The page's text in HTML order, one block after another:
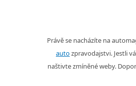
Právě se nacházíte na
autozpravodajstvi. Jestli
naštivte zmíněné weby.